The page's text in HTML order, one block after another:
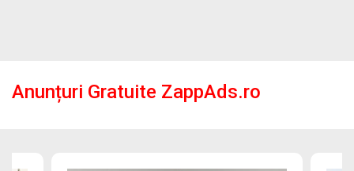
Anunțuri Gratuite ZappAds.ro